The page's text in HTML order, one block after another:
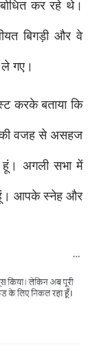
कर रहे थे।
बिगड़ी और वे
गए।
करके बताया कि
की वजह से असहज
अगली सभा में
हूं। आपके स्नेह और